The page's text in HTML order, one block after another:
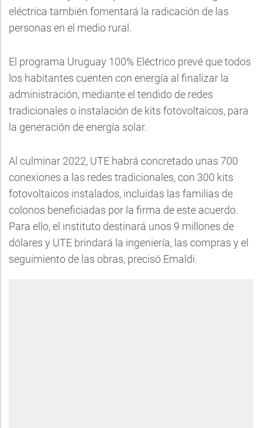
eléctrica también fomentará la radicación de las
personas en el medio rural.
El programa Uruguay 100% Eléctrico prevé que todos
los habitantes cuenten con energía al finalizar la
administración, mediante el tendido de redes
tradicionales o instalación de kits fotovoltaicos, para
la generación de energía solar.
Al culminar 2022, UTE habrá concretado unas 700
conexiones a las redes tradicionales, con 300 kits
fotovoltaicos instalados, incluidas las familias de
colonos beneficiadas por la firma de este acuerdo.
Para ello, el instituto destinará unos 9 millones de
dólares y UTE brindará la ingeniería, las compras y el
seguimiento de las obras, precisó Emaldi.